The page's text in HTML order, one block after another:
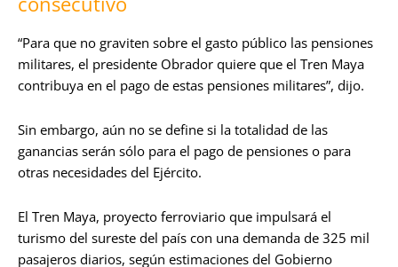
“Para que no graviten sobre el gasto público las pensiones
militares, el presidente Obrador quiere que el Tren Maya
contribuya en el pago de estas pensiones militares”, dijo.
Sin embargo, aún no se define si la totalidad de las
ganancias serán sólo para el pago de pensiones o para
otras necesidades del Ejército.
El Tren Maya, proyecto ferroviario que impulsará el
turismo del sureste del país con una demanda de 325 mil
pasajeros diarios, según estimaciones del Gobierno